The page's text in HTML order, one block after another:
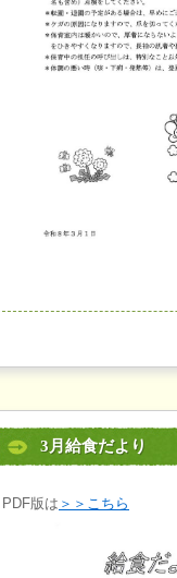
3月給食だより
PDF版は ＞＞こちら